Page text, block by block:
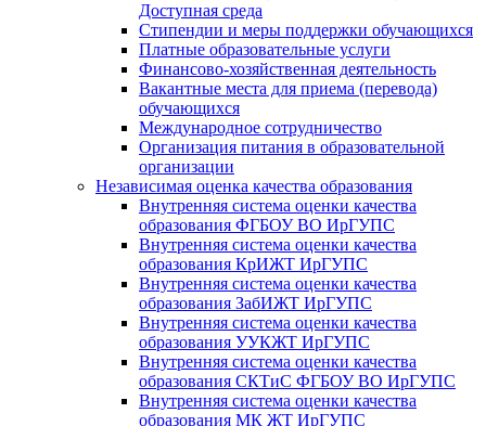
Доступная среда
Стипендии и меры поддержки обучающихся
Платные образовательные услуги
Финансово-хозяйственная деятельность
Вакантные места для приема (перевода)
обучающихся
Международное сотрудничество
Организация питания в образовательной
организации
Независимая оценка качества образования
Внутренняя система оценки качества
образования ФГБОУ ВО ИрГУПС
Внутренняя система оценки качества
образования КрИЖТ ИрГУПС
Внутренняя система оценки качества
образования ЗабИЖТ ИрГУПС
Внутренняя система оценки качества
образования УУКЖТ ИрГУПС
Внутренняя система оценки качества
образования СКТиС ФГБОУ ВО ИрГУПС
Внутренняя система оценки качества
образования МК ЖТ ИрГУПС